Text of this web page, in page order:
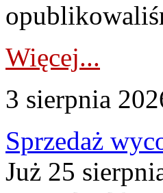
Więcej...
3 sierpnia
Sprzedaż
Już 25